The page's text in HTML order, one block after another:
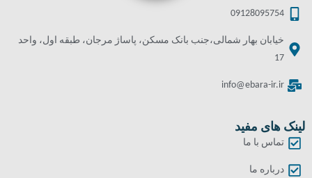
09128095754
خیابان بهار شمالی،جنب بانک مسکن، پاساژ مرجان، طبقه اول، واحد
17
info@ebara-ir.ir
لینک های مفید
تماس با ما
درباره ما